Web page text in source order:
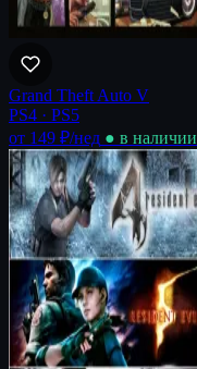
Grand Theft Auto V
PS4 · PS5
от 149 ₽/нед ● в наличии